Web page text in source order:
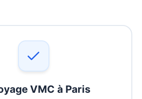
VMC à Paris